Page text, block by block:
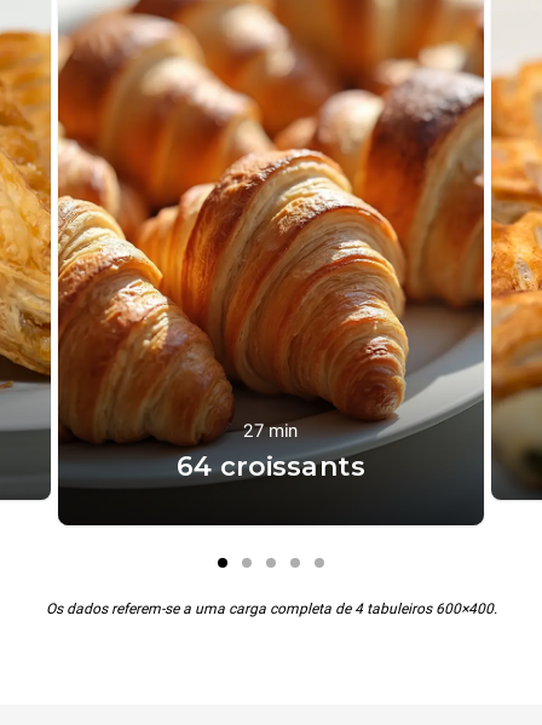
27 min
64 croissants
Os dados referem-se a uma carga completa de 4 tabuleiros 600×400.